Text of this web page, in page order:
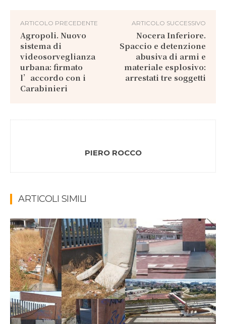
ARTICOLO PRECEDENTE
Agropoli. Nuovo
sistema di
videosorveglianza
urbana: firmato
l’accordo con i
Carabinieri
ARTICOLO SUCCESSIVO
Nocera Inferiore.
Spaccio e detenzione
abusiva di armi e
materiale esplosivo:
arrestati tre soggetti
PIERO ROCCO
ARTICOLI SIMILI